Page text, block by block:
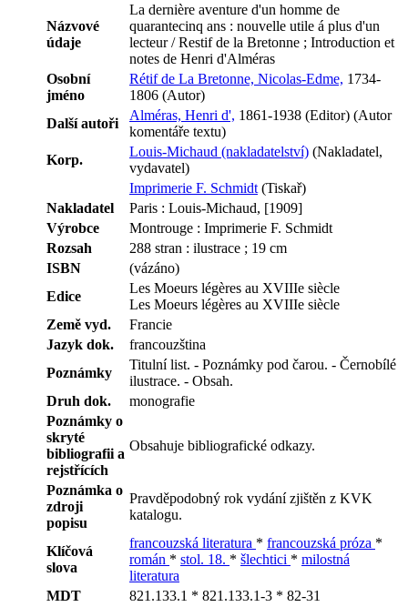
Názvové
údaje
La dernière aventure d'un homme de
quarantecinq ans : nouvelle utile á plus d'un
lecteur / Restif de la Bretonne ; Introduction et
notes de Henri d'Alméras
Osobní
jméno
Rétif de La Bretonne, Nicolas-Edme, 1734-
1806 (Autor)
Další autoři
Alméras, Henri d', 1861-1938 (Editor) (Autor
komentáře textu)
Korp.
Louis-Michaud (nakladatelství) (Nakladatel,
vydavatel)
Imprimerie F. Schmidt (Tiskař)
Nakladatel
Paris : Louis-Michaud, [1909]
Výrobce
Montrouge : Imprimerie F. Schmidt
Rozsah
288 stran : ilustrace ; 19 cm
ISBN
(vázáno)
Edice
Les Moeurs légères au XVIIIe siècle
Les Moeurs légères au XVIIIe siècle
Země vyd.
Francie
Jazyk dok.
francouzština
Poznámky
Titulní list. - Poznámky pod čarou. - Černobílé
ilustrace. - Obsah.
Druh dok.
monografie
Poznámky o
skryté
bibliografii a
rejstřících
Obsahuje bibliografické odkazy.
Poznámka o
zdroji
popisu
Pravděpodobný rok vydání zjištěn z KVK
katalogu.
Klíčová
slova
francouzská literatura * francouzská próza *
román * stol. 18. * šlechtici * milostná
literatura
MDT
821.133.1 * 821.133.1-3 * 82-31